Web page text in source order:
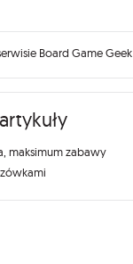
Board Game Geek
maksimum zabawy